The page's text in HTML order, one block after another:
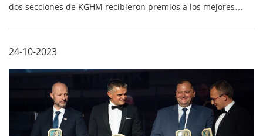
dos secciones de KGHM recibieron premios a los mejores
Científicas y Técnicas Organización Central Técnica (NOT) ha
Staszic a los mejores productos innovadores...
24-10-2023